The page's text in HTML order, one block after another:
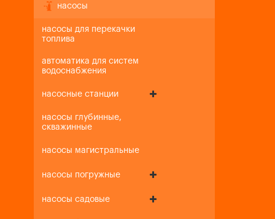
насосы
насосы для перекачки
топлива
автоматика для систем
водоснабжения
насосные станции
насосы глубинные,
скважинные
насосы магистральные
насосы погружные
насосы садовые